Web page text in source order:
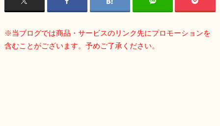
※当ブログでは商品・サービスのリンク先にプロモーションを
含むことがございます。予めご了承ください。